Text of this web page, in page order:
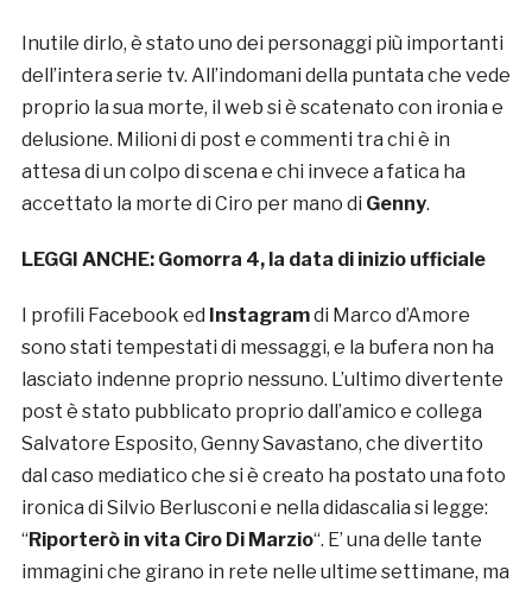
Inutile dirlo, è stato uno dei personaggi più importanti
dell’intera serie tv. All’indomani della puntata che vede
proprio la sua morte, il web si è scatenato con ironia e
delusione. Milioni di post e commenti tra chi è in
attesa di un colpo di scena e chi invece a fatica ha
accettato la morte di Ciro per mano di Genny.
LEGGI ANCHE: Gomorra 4, la data di inizio ufficiale
I profili Facebook ed Instagramdi Marco d’Amore
sono stati tempestati di messaggi, e la bufera non ha
lasciato indenne proprio nessuno. L’ultimo divertente
post è stato pubblicato proprio dall’amico e collega
Salvatore Esposito, Genny Savastano, che divertito
dal caso mediatico che si è creato ha postato una foto
ironica di Silvio Berlusconi e nella didascalia si legge:
“Riporterò in vita Ciro Di Marzio“. E’ una delle tante
immagini che girano in rete nelle ultime settimane, ma